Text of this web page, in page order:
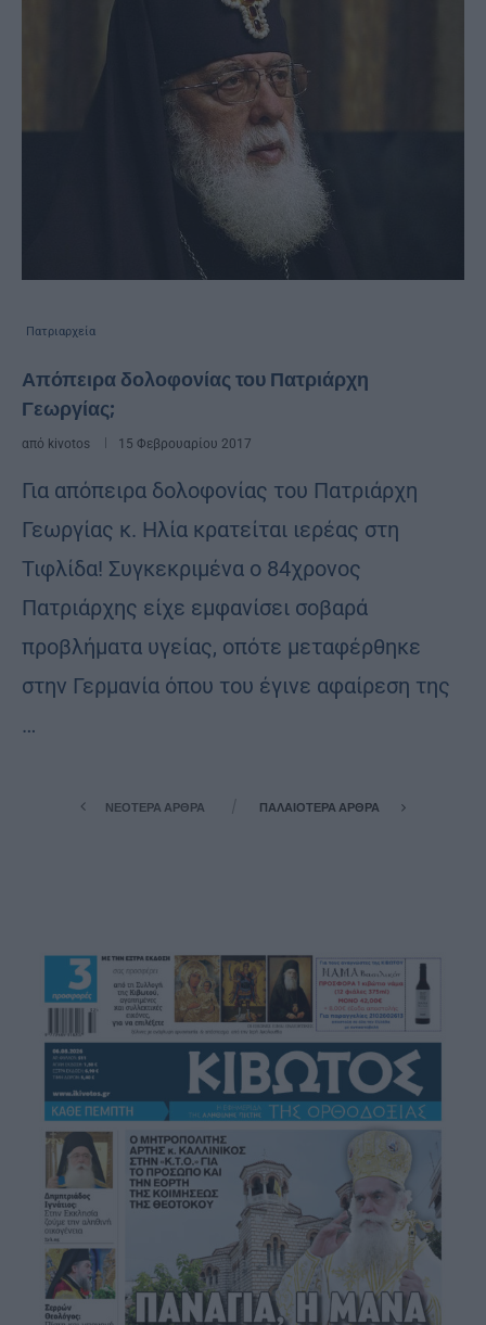
Πατριαρχεία
Απόπειρα δολοφονίας του Πατριάρχη
Γεωργίας;
από kivotos 15 Φεβρουαρίου 2017
Για απόπειρα δολοφονίας του Πατριάρχη
Γεωργίας κ. Ηλία κρατείται ιερέας στη
Τιφλίδα! Συγκεκριμένα ο 84χρονος
Πατριάρχης είχε εμφανίσει σοβαρά
προβλήματα υγείας, οπότε μεταφέρθηκε
στην Γερμανία όπου του έγινε αφαίρεση της
…
ΝΕΌΤΕΡΑ ΆΡΘΡΑ ΠΑΛΑΙΌΤΕΡΑ ΆΡΘΡΑ